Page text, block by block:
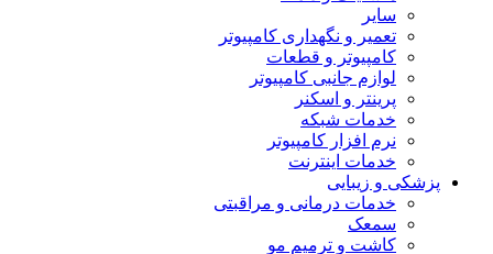
سایر
تعمیر و نگهداری کامپیوتر
کامپیوتر و قطعات
لوازم جانبی کامپیوتر
پرینتر و اسکنر
خدمات شبکه
نرم افزار کامپیوتر
خدمات اینترنت
پزشکی و زیبایی
خدمات درمانی و مراقبتی
سمعک
کاشت و ترمیم مو